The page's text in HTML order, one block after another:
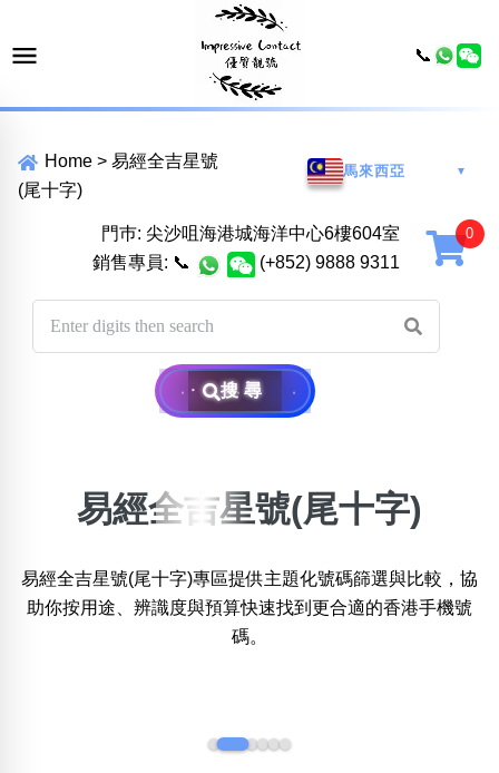
Home > 易經全吉星號
(尾十字)
馬來西亞 ▼
門巿: 尖沙咀海港城海洋中心6樓604室
銷售專員: 📞 (+852) 9888 9311
搜尋
位置:
一 二 三 四 五 六 七 八 九 十
易經全吉星號(尾十字)
易經全吉星號(尾十字)專區提供主題化號碼篩選與比較，協
助你按用途、辨識度與預算快速找到更合適的香港手機號
碼。
📞